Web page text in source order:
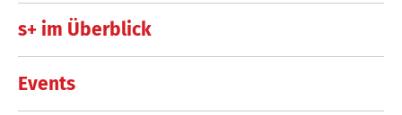
s+ im Überblick
Events